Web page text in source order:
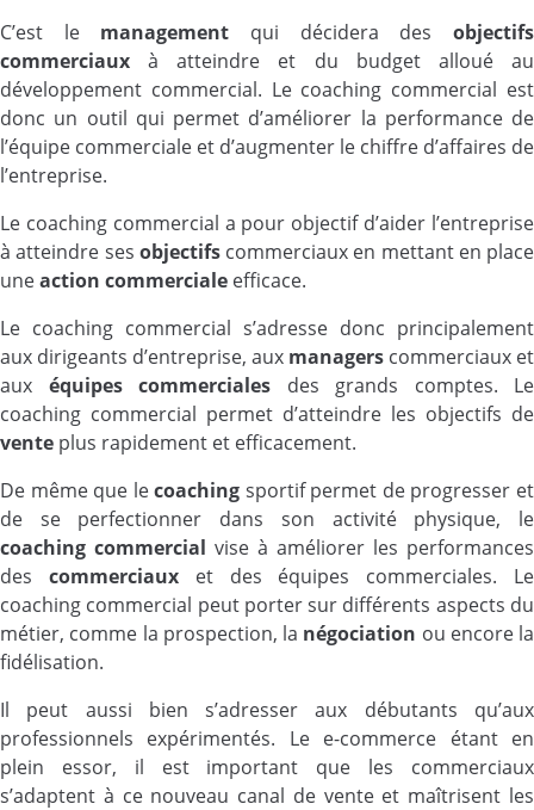
C’est le management qui décidera desobjectifs
commerciaux à atteindre et du budget alloué au
développement commercial. Le coaching commercial est
donc un outil qui permet d’améliorer la performance de
l’équipe commerciale et d’augmenter le chiffre d’affaires de
l’entreprise.
Le coaching commercial a pour objectif d’aider l’entreprise
à atteindre ses objectifscommerciaux en mettant en place
uneaction commerciale efficace.
Le coaching commercial s’adresse donc principalement
aux dirigeants d’entreprise, aux managers commerciaux et
aux équipes commerciales des grands comptes. Le
coaching commercial permet d’atteindre les objectifs de
vente plus rapidement et efficacement.
De même que lecoaching sportif permet de progresser et
de se perfectionner dans son activité physique, le
coaching commercial vise à améliorer les performances
des commerciauxet des équipes commerciales. Le
coaching commercial peut porter sur différents aspects du
métier, comme la prospection, la négociation ou encore la
fidélisation.
Il peut aussi bien s’adresser aux débutants qu’aux
professionnels expérimentés. Le e-commerce étant en
plein essor, il est important que les commerciaux
s’adaptent à ce nouveau canal de vente et maîtrisent les